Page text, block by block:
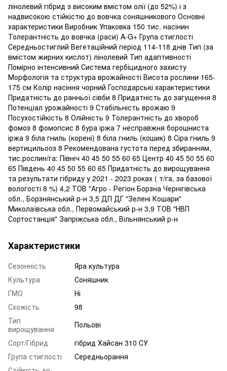
лінолевий гібрид з високим вмістом олії (до 52%) і з
надвисокою стійкістю до вовчка соняшникового Основні
характеристики Виробник Упаковка 150 тис. насінин
Толерант­ність до вовчка (раси) A-G+ Група стиглості
Середньостиглий Вегетаційний період 114-118 днів Тип (за
вмістом жирних кислот) лінолевий Тип адаптивності
Помірно інтенсивний Система гербіцидного захисту
Морфологія та структура врожайності Висота рослини 165-
175 см Колір насіння чорний Господарські характеристики
Придатність до ранньої сівби 8 Придатність до загущення 8
Потенціал урожайності 9 Стабільність врожаю 9
Посухостійкість 8 Олійність 9 Толерантність до хвороб
фомоз 8 фомопсис 8 бура іржа 7 несправжня борошниста
іржа 9 біла гниль (корені) 8 біла гниль (кошик) 8 Сіра гниль 9
вертицильооз 8 Рекомендована густота перед збиранням,
тис.рослин/га: Північ 40 45 50 55 60 65 Центр 40 45 50 55 60
65 Південь 40 45 50 55 60 65 Придатність до вирощування
та результати гібриду у 2021 - 2023 роках ( т/га, за базової
вологості 8 %) 4,2 ТОВ "Агро - Регіон Борзна Чернігівська
обл., Борзнянський р-н 3,5 ДП ДГ "Зелені Кошари"
Миколаївська обл., Первомайський р-н 3,9 ТОВ "НВП
Сортостанція" Запріжська обл., Вільнянський р-н
Характеристики
Сезонність
Яра культура
Культура
Соняшник
ГМО
Ні
Схожість
98
Тип
вирощування
Польові
Сорт/Гібрид
гібрид Хайсан 310 СУ
Група стиглості
Середньорання